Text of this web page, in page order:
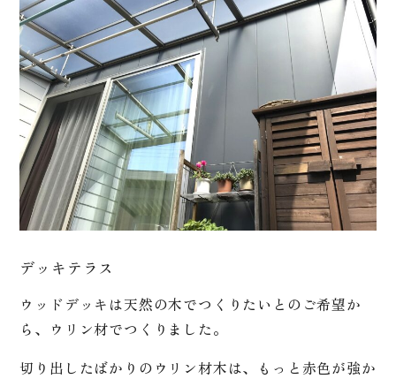
デッキテラス
ウッドデッキは天然の木でつくりたいとのご希望か
ら、ウリン材でつくりました。
切り出したばかりのウリン材木は、もっと赤色が強か